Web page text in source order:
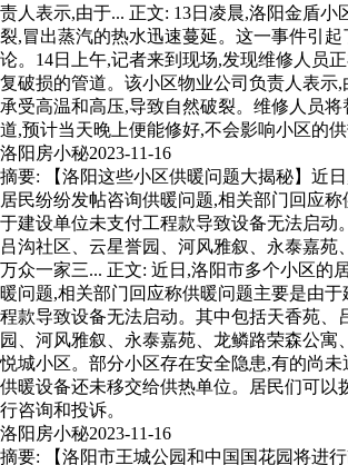
责人表示,由于... 正文: 13日凌晨,洛阳金盾小
裂,冒出蒸汽的热水迅速蔓延。这一事件引
论。14日上午,记者来到现场,发现维修人员
复破损的管道。该小区物业公司负责人表示
承受高温和高压,导致自然破裂。维修人员
道,预计当天晚上便能修好,不会影响小区的供
洛阳房小秘2023-11-16
摘要: 【洛阳这些小区供暖问题大揭秘】近
居民纷纷发帖咨询供暖问题,相关部门回应
于建设单位未支付工程款导致设备无法启动
吕沟社区、云星誉园、河风雅叙、永泰嘉苑
万众一家三... 正文: 近日,洛阳市多个小区的
暖问题,相关部门回应称供暖问题主要是由
程款导致设备无法启动。其中包括天香苑、
园、河风雅叙、永泰嘉苑、龙鳞路荣森公寓
悦城小区。部分小区存在安全隐患,有的尚未
供暖设备还未移交给供热单位。居民们可以
行咨询和投诉。
洛阳房小秘2023-11-16
摘要: 【洛阳市王城公园和中国国花园将进